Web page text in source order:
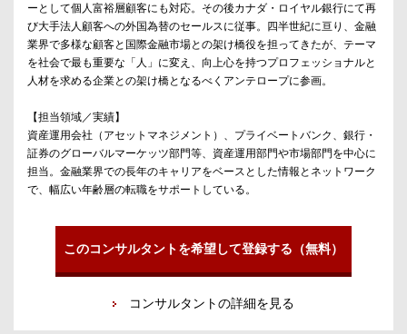
ーとして個人富裕層顧客にも対応。その後カナダ・ロイヤル銀行にて再
び大手法人顧客への外国為替のセールスに従事。四半世紀に亘り、金融
業界で多様な顧客と国際金融市場との架け橋役を担ってきたが、テーマ
を社会で最も重要な「人」に変え、向上心を持つプロフェッショナルと
人材を求める企業との架け橋となるべくアンテロープに参画。
【担当領域／実績】
資産運用会社（アセットマネジメント）、プライベートバンク、銀行・
証券のグローバルマーケッツ部門等、資産運用部門や市場部門を中心に
担当。金融業界での長年のキャリアをベースとした情報とネットワーク
で、幅広い年齢層の転職をサポートしている。
このコンサルタントを希望して登録する（無料）
コンサルタントの詳細を見る